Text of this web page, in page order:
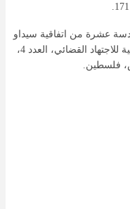
عشرة من اتفاقية سيداو
في ضوء مقاصد الشريعة”، المجلة الدولية للاجتهاد القضائي، العدد 4،